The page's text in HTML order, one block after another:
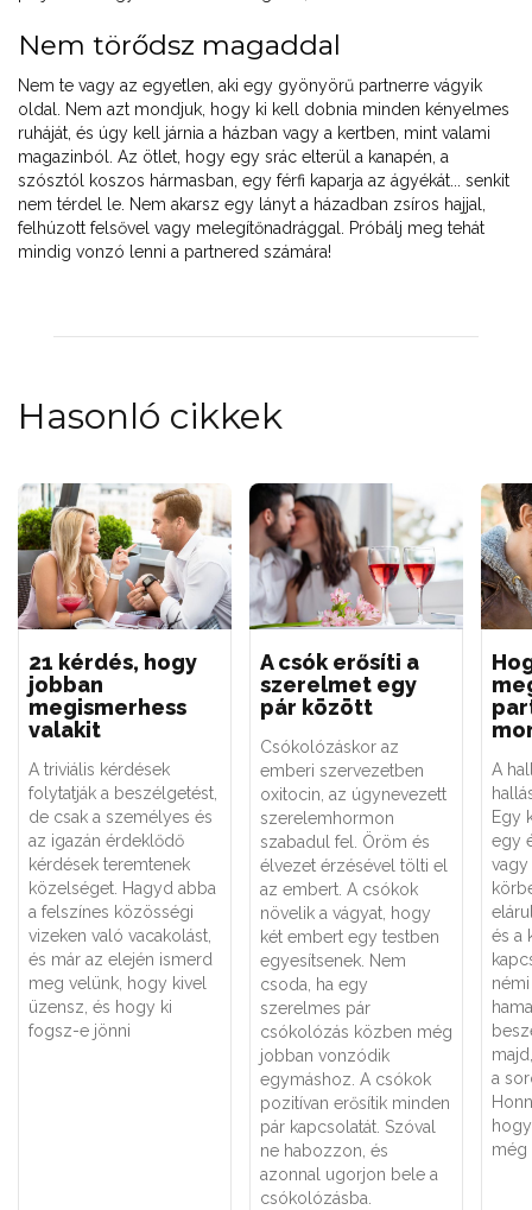
Nem törődsz magaddal
Nem te vagy az egyetlen, aki egy gyönyörű partnerre vágyik
oldal. Nem azt mondjuk, hogy ki kell dobnia minden kényelmes
ruháját, és úgy kell járnia a házban vagy a kertben, mint valami
magazinból. Az ötlet, hogy egy srác elterül a kanapén, a
szósztól koszos hármasban, egy férfi kaparja az ágyékát... senkit
nem térdel le. Nem akarsz egy lányt a házadban zsíros hajjal,
felhúzott felsővel vagy melegítőnadrággal. Próbálj meg tehát
mindig vonzó lenni a partnered számára!
Hasonló cikkek
21 kérdés, hogy
jobban
megismerhess
valakit
A triviális kérdések
folytatják a beszélgetést,
de csak a személyes és
az igazán érdeklődő
kérdések teremtenek
közelséget. Hagyd abba
a felszínes közösségi
vizeken való vacakolást,
és már az elején ismerd
meg velünk, hogy kivel
üzensz, és hogy ki
fogsz-e jönni
A csók erősíti a
szerelmet egy
pár között
Csókolózáskor az
emberi szervezetben
oxitocin, az úgynevezett
szerelemhormon
szabadul fel. Öröm és
élvezet érzésével tölti el
az embert. A csókok
növelik a vágyat, hogy
két embert egy testben
egyesítsenek. Nem
csoda, ha egy
szerelmes pár
csókolózás közben még
jobban vonzódik
egymáshoz. A csókok
pozitívan erősítik minden
pár kapcsolatát. Szóval
ne habozzon, és
azonnal ugorjon bele a
csókolózásba.
A
Egy
egy
vagy
és a
a
még